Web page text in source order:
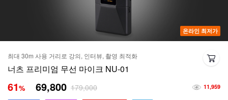
온라인 최저가
최대 30m 사용 거리로 강의, 인터뷰, 촬영 최적화
너츠 프리미엄 무선 마이크 NU-01
11,959
61% 69,800 179,000